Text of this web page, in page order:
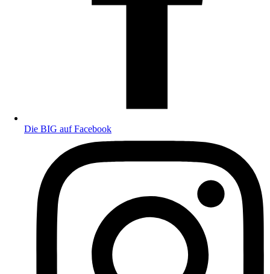
Die BIG auf Facebook